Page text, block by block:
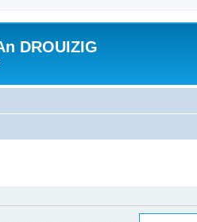
DROUIZIG